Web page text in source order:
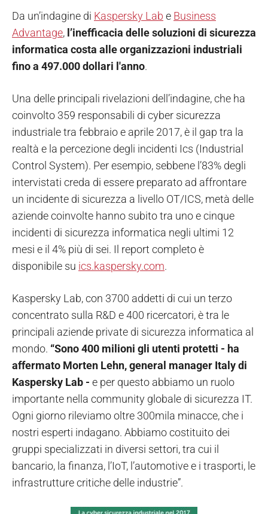
Da un’indagine di Kaspersky Lab e Business
Advantage, l’inefficacia delle soluzioni di sicurezza
informatica costa alle organizzazioni industriali
fino a 497.000 dollari l'anno.
Una delle principali rivelazioni dell’indagine, che ha
coinvolto 359 responsabili di cyber sicurezza
industriale tra febbraio e aprile 2017, è il gap tra la
realtà e la percezione degli incidenti Ics (Industrial
Control System). Per esempio, sebbene l’83% degli
intervistati creda di essere preparato ad affrontare
un incidente di sicurezza a livello OT/ICS, metà delle
aziende coinvolte hanno subito tra uno e cinque
incidenti di sicurezza informatica negli ultimi 12
mesi e il 4% più di sei. Il report completo è
disponibile su ics.kaspersky.com.
Kaspersky Lab, con 3700 addetti di cui un terzo
concentrato sulla R&D e 400 ricercatori, è tra le
principali aziende private di sicurezza informatica al
mondo. “Sono 400 milioni gli utenti protetti - ha
affermato Morten Lehn, general manager Italy di
Kaspersky Lab - e per questo abbiamo un ruolo
importante nella community globale di sicurezza IT.
Ogni giorno rileviamo oltre 300mila minacce, che i
nostri esperti indagano. Abbiamo costituito dei
gruppi specializzati in diversi settori, tra cui il
bancario, la finanza, l’IoT, l’automotive e i trasporti, le
infrastrutture critiche delle industrie”.